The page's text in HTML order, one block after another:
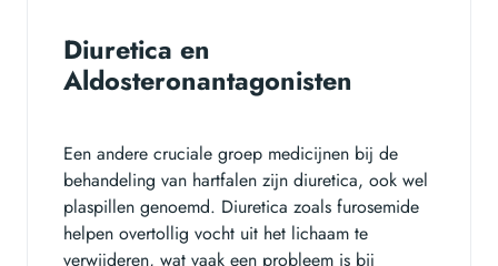
Diuretica en
Aldosteronantagonisten
Een andere cruciale groep medicijnen bij de
behandeling van hartfalen zijn diuretica, ook wel
plaspillen genoemd. Diuretica zoals furosemide
helpen overtollig vocht uit het lichaam te
verwijderen, wat vaak een probleem is bij